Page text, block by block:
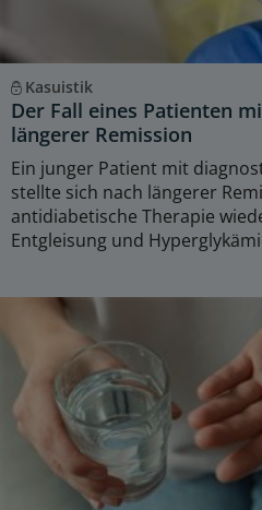
Kasuistik
Der Fall eines Patienten
längerer Remission
Ein junger Patient mit
stellte sich nach längerer
antidiabetische Therapie
Entgleisung und